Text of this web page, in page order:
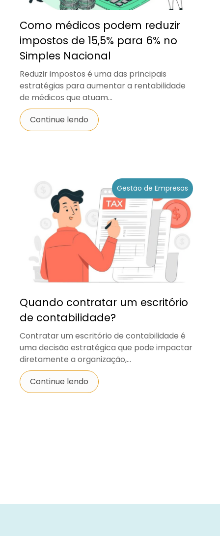
Como médicos podem reduzir
impostos de 15,5% para 6% no
Simples Nacional
Reduzir impostos é uma das principais
estratégias para aumentar a rentabilidade
de médicos que atuam...
Continue lendo
Gestão de Empresas
Quando contratar um escritório
de contabilidade?
Contratar um escritório de contabilidade é
uma decisão estratégica que pode impactar
diretamente a organização,...
Continue lendo